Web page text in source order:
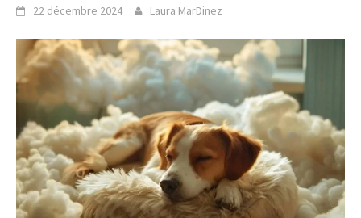
22 décembre 2024 Laura MarDinez